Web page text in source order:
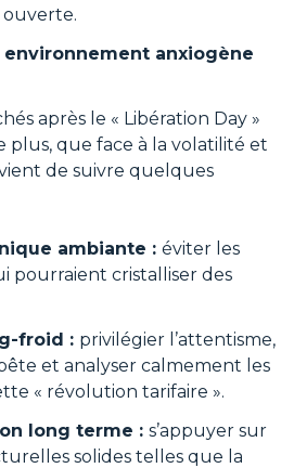
anxiogène
après le « Libération Day »
plus, que face à la volatilité et
de suivre quelques
ambiante : éviter les
pourraient cristalliser des
froid : privilégier l’attentisme,
et analyser calmement les
« révolution tarifaire ».
long terme : s’appuyer sur
solides telles que la